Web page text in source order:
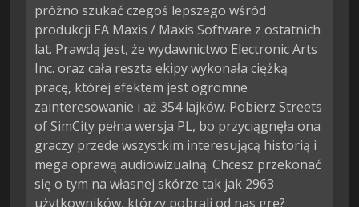
próżno szukać czegoś lepszego wśród
produkcji EA Maxis / Maxis Software z ostatnich
lat. Prawdą jest, że wydawnictwo Electronic Arts
Inc. oraz cała reszta ekipy wykonała ciężką
pracę, której efektem jest ogromne
zainteresowanie i aż 354 lajków. Pobierz Streets
of SimCity pełna wersja PL, bo przyciągnęła ona
graczy przede wszystkim interesującą historią i
mega oprawą audiowizualną. Chcesz przekonać
się o tym na własnej skórze tak jak 2963
użytkowników, którzy pobrali od nas grę?